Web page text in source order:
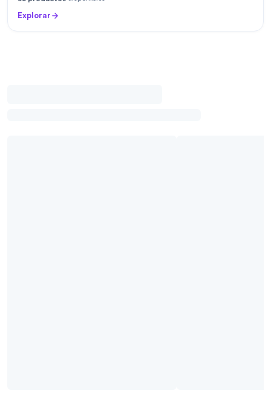
Explorar